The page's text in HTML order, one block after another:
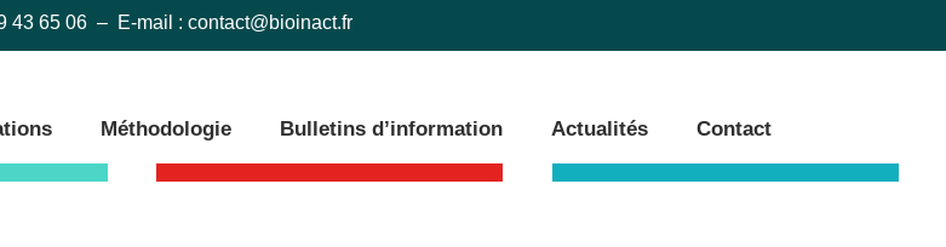
43 65 06 – E-mail : contact@bioinact.fr
Méthodologie Bulletins d’information Actualités Contact